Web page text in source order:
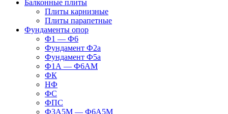
Балконные плиты
Плиты карнизные
Плиты парапетные
Фундаменты опор
Ф1 — Ф6
Фундамент Ф2а
Фундамент Ф5а
Ф1А — Ф6АМ
ФК
НФ
ФС
ФПС
Ф3А5М — Ф6А5М